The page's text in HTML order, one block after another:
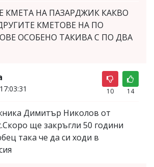
КМЕТА НА ПАЗАРДЖИК КАКВО
КМЕТОВЕ НА ПО
ОСОБЕНО ТАКИВА С ПО ДВА
10 14
Димитър Николов от
ще закръгли 50 години
така че да си ходи в